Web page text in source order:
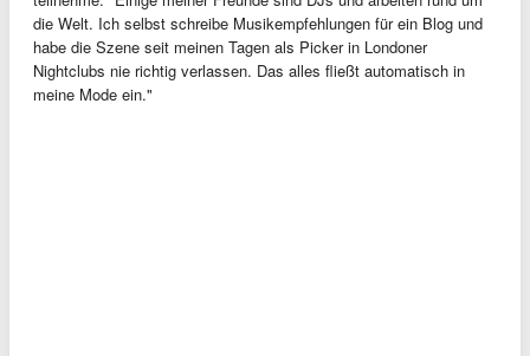
die Welt. Ich selbst schreibe Musikempfehlungen für ein Blog und
habe die Szene seit meinen Tagen als Picker in Londoner
Nightclubs nie richtig verlassen. Das alles fließt automatisch in
meine Mode ein."